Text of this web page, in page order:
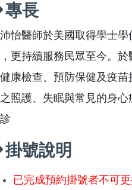
專長
怡醫師於美國取得學士
更持續服務民眾至今。
康檢查、預防保健及疫
照護、失眠與常見的身
掛號說明
已完成預約掛號者不可